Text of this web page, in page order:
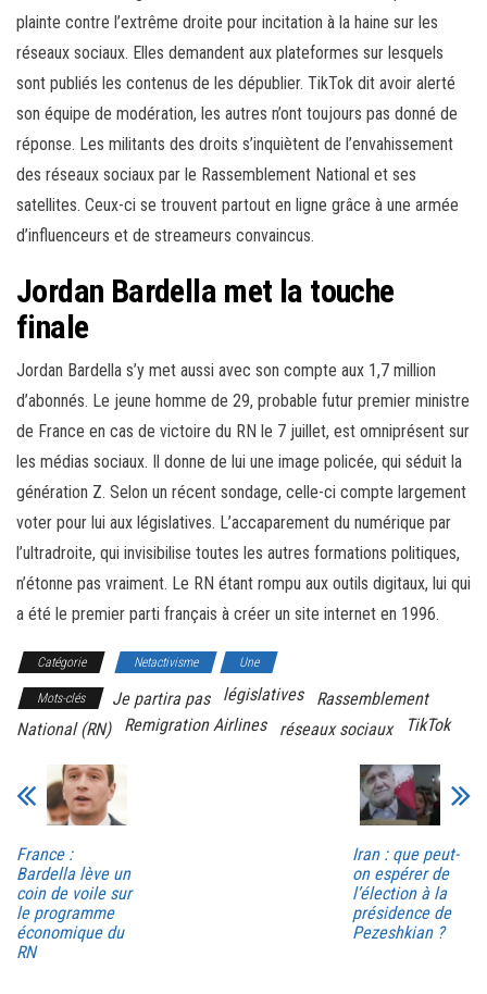
plainte contre l’extrême droite pour incitation à la haine sur les
réseaux sociaux. Elles demandent aux plateformes sur lesquels
sont publiés les contenus de les dépublier. TikTok dit avoir alerté
son équipe de modération, les autres n’ont toujours pas donné de
réponse. Les militants des droits s’inquiètent de l’envahissement
des réseaux sociaux par le Rassemblement National et ses
satellites. Ceux-ci se trouvent partout en ligne grâce à une armée
d’influenceurs et de streameurs convaincus.
Jordan Bardella met la touche
finale
Jordan Bardella s’y met aussi avec son compte aux 1,7 million
d’abonnés. Le jeune homme de 29, probable futur premier ministre
de France en cas de victoire du RN le 7 juillet, est omniprésent sur
les médias sociaux. Il donne de lui une image policée, qui séduit la
génération Z. Selon un récent sondage, celle-ci compte largement
voter pour lui aux législatives. L’accaparement du numérique par
l’ultradroite, qui invisibilise toutes les autres formations politiques,
n’étonne pas vraiment. Le RN étant rompu aux outils digitaux, lui qui
a été le premier parti français à créer un site internet en 1996.
Catégorie Netactivisme Une
Mots-clés Je partira pas législatives
Rassemblement
National (RN)
Remigration Airlines réseaux sociaux TikTok
France :
Bardella lève un
coin de voile sur
le programme
économique du
RN
Iran : que peut-
on espérer de
l’élection à la
présidence de
Pezeshkian ?